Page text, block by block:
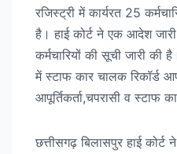
रजिस्ट्री में कार्यरत 25
है। हाई कोर्ट ने एक आदेश
कर्मचारियों की सूची जारी की
में स्टाफ कार चालक रिकॉर्ड
आपूर्तिकर्ता,चपरासी व स्टाफ
छत्तीसगढ़ बिलासपुर हाई